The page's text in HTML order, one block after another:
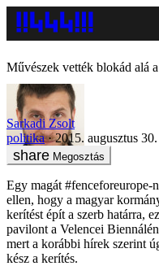
Művészek vették blokád alá
Sarkadi Zsolt
politika
2015. augusztus
Megosztás
Egy magát #fenceforeurope-
ellen, hogy a magyar
kerítést épít a szerb határra,
pavilont a Velencei
mert a korábbi hírek szerint
kész a kerítés.